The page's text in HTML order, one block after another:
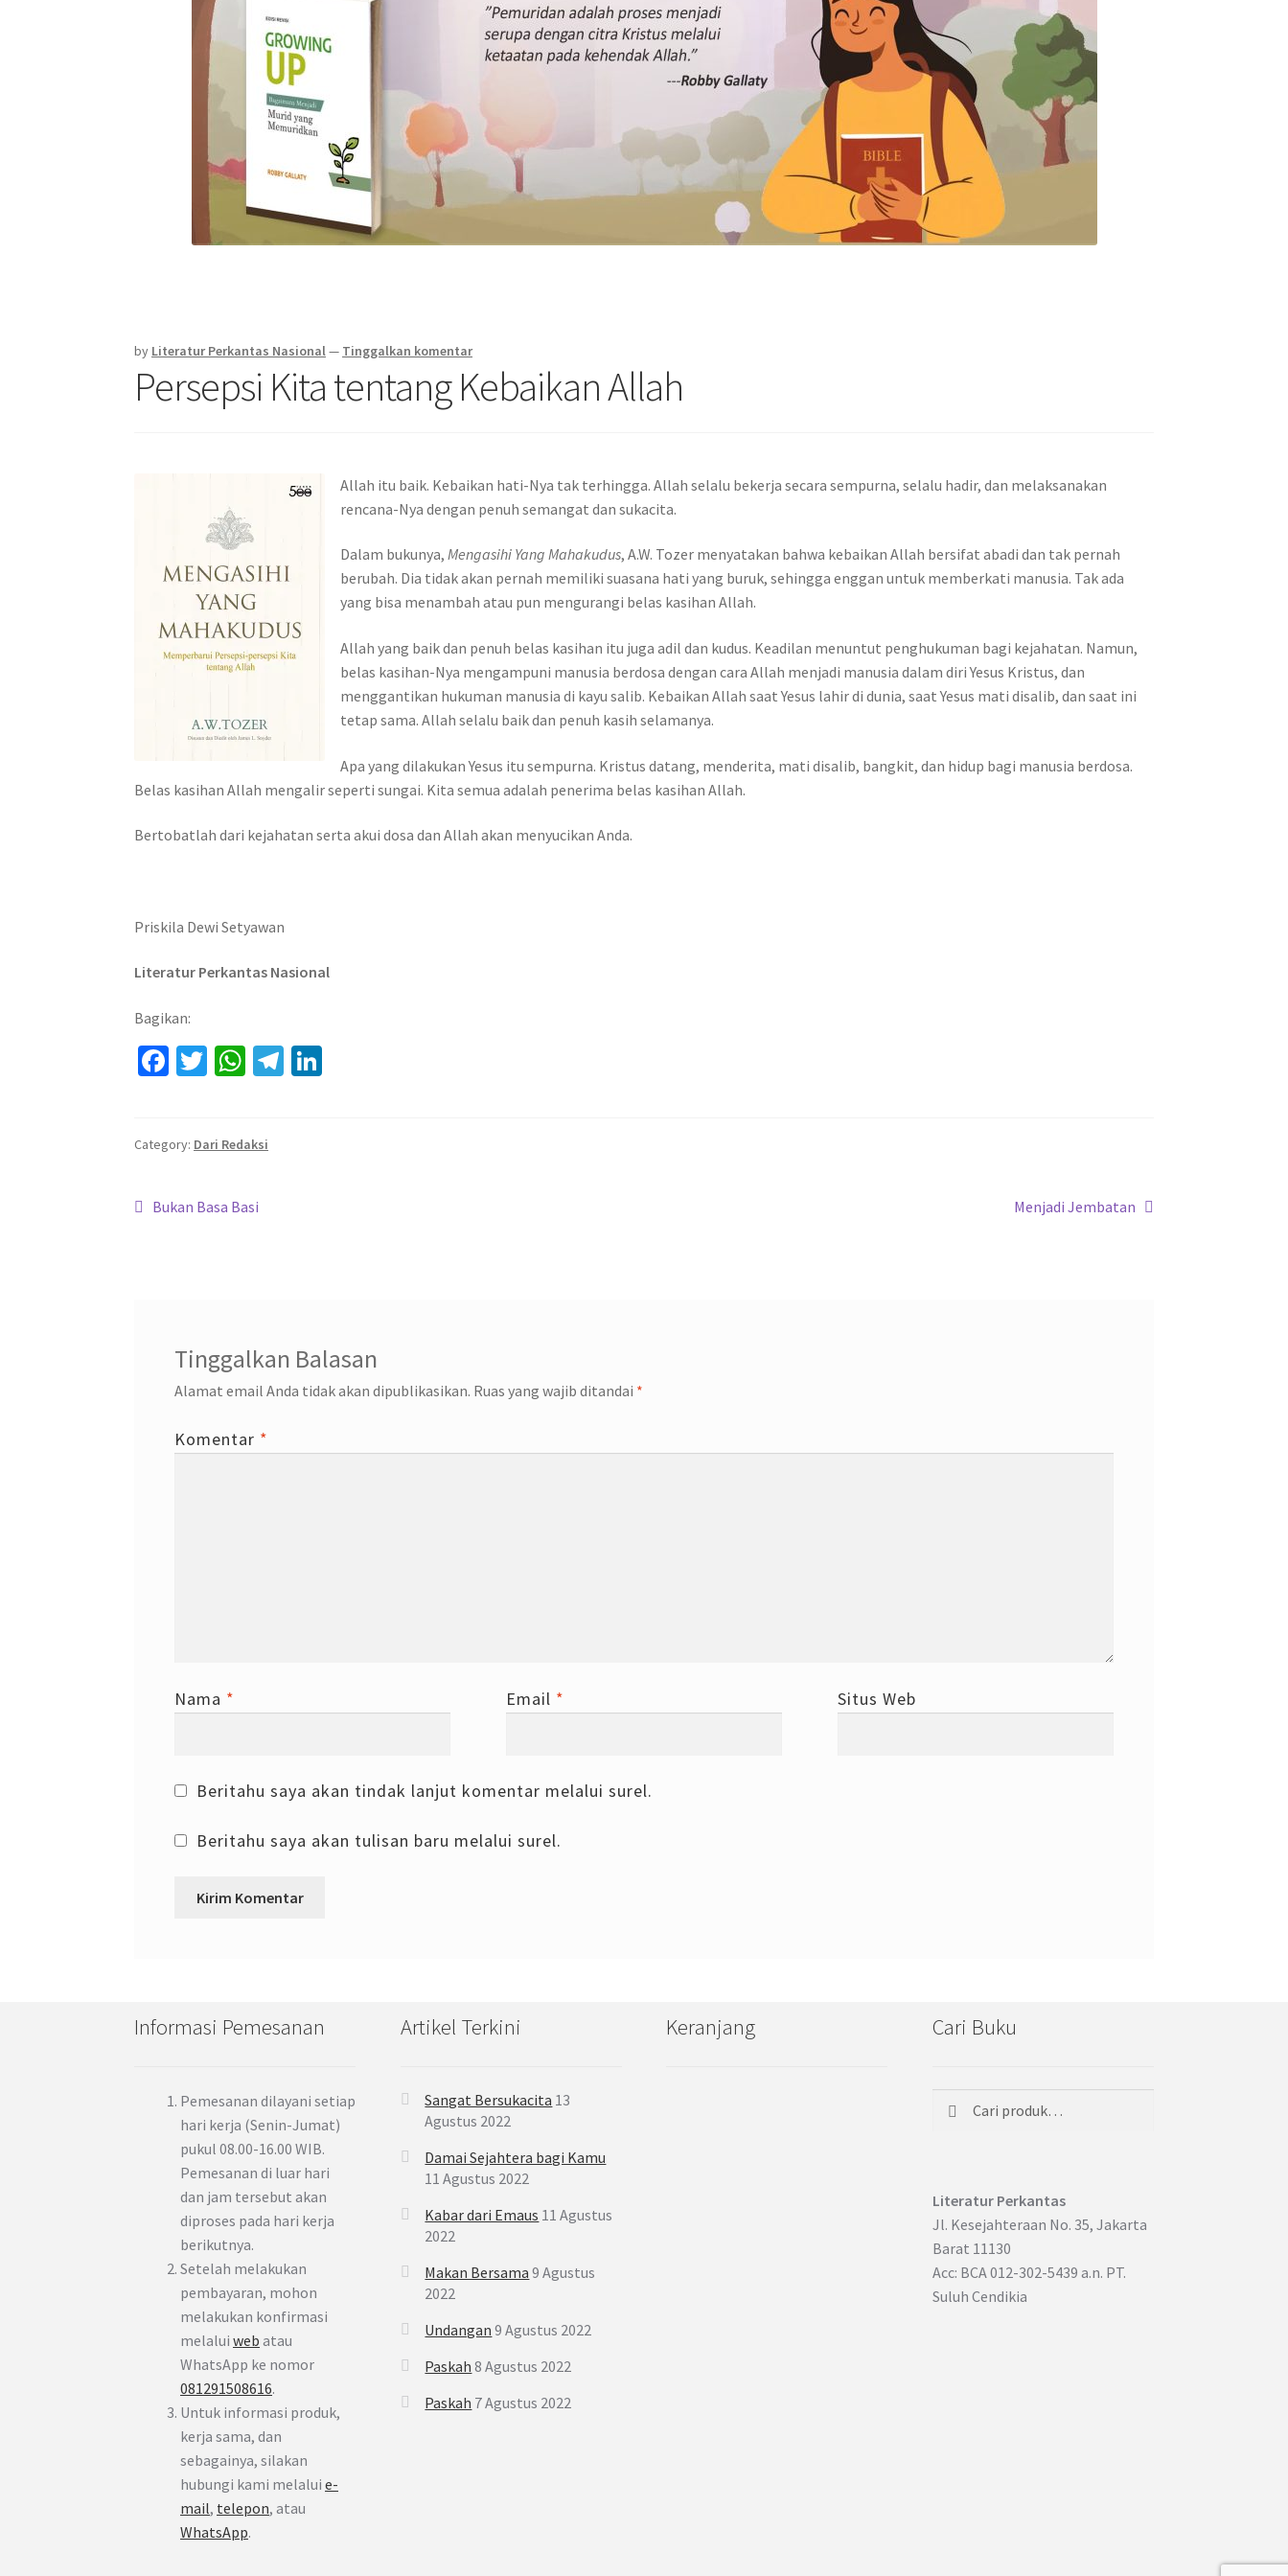
by Literatur Perkantas Nasional— Tinggalkan komentar
Persepsi Kita tentang Kebaikan Allah
Allah itu baik. Kebaikan hati-Nya tak terhingga. Allah selalu bekerja secara sempurna, selalu hadir, dan melaksanakan
rencana-Nya dengan penuh semangat dan sukacita.
Dalam bukunya,Mengasihi Yang Mahakudus, A.W. Tozer menyatakan bahwa kebaikan Allah bersifat abadi dan tak pernah
berubah. Dia tidak akan pernah memiliki suasana hati yang buruk, sehingga enggan untuk memberkati manusia. Tak ada
yang bisa menambah atau pun mengurangi belas kasihan Allah.
Allah yang baik dan penuh belas kasihan itu juga adil dan kudus. Keadilan menuntut penghukuman bagi kejahatan. Namun,
belas kasihan-Nya mengampuni manusia berdosa dengan cara Allah menjadi manusia dalam diri Yesus Kristus, dan
menggantikan hukuman manusia di kayu salib. Kebaikan Allah saat Yesus lahir di dunia, saat Yesus mati disalib, dan saat ini
tetap sama. Allah selalu baik dan penuh kasih selamanya.
Apa yang dilakukan Yesus itu sempurna. Kristus datang, menderita, mati disalib, bangkit, dan hidup bagi manusia berdosa.
Belas kasihan Allah mengalir seperti sungai. Kita semua adalah penerima belas kasihan Allah.
Bertobatlah dari kejahatan serta akui dosa dan Allah akan menyucikan Anda.
Priskila Dewi Setyawan
Literatur Perkantas Nasional
Bagikan:
Fa
o
k
T
er
W
sA
p
Te
Category: Dari Redaksi
Navigasi
Previous
Bukan Basa Basi
Next
Menjadi Jembatan
Tinggalkan Balasan
Alamat email Anda tidak akan dipublikasikan. Ruas yang wajib ditandai *
Komentar *
Nama * Email * Situs Web
Beritahu saya akan tindak lanjut komentar melalui surel.
Beritahu saya akan tulisan baru melalui surel.
Informasi Pemesanan
Pemesanan dilayani setiap
hari kerja (Senin-Jumat)
pukul 08.00-16.00 WIB.
Pemesanan di luar hari
dan jam tersebut akan
diproses pada hari kerja
berikutnya.
Setelah melakukan
pembayaran, mohon
melakukan konfirmasi
melaluiweb atau
WhatsApp ke nomor
081291508616.
Untuk informasi produk,
kerja sama, dan
sebagainya, silakan
hubungi kami melaluie-
mail, telepon, atau
WhatsApp.
Artikel Terkini
Sangat Bersukacita 13
Agustus 2022
Damai Sejahtera bagi Kamu
11 Agustus 2022
Kabar dari Emaus 11 Agustus
2022
Makan Bersama 9 Agustus
2022
Undangan 9 Agustus 2022
Paskah 8 Agustus 2022
Paskah 7 Agustus 2022
Keranjang Cari Buku
Pencarian
Literatur Perkantas
Jl. Kesejahteraan No. 35, Jakarta
Barat 11130
Acc: BCA 012-302-5439 a.n. PT.
Suluh Cendikia